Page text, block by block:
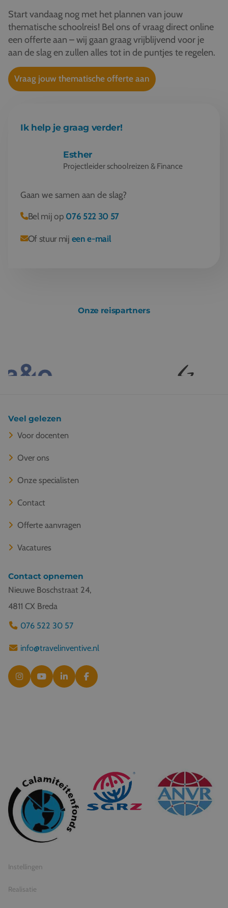
Start vandaag nog met het plannen van jouw
thematische schoolreis! Bel ons of vraag direct online
een offerte aan – wij gaan graag vrijblijvend voor je
aan de slag en zullen alles tot in de puntjes te regelen.
Vraag jouw thematische offerte aan
Ik help je graag verder!
Esther
Projectleider schoolreizen & Finance
Gaan we samen aan de slag?
Bel mij op 076 522 30 57
Of stuur mij een e-mail
Onze reispartners
Veel gelezen
Voor docenten
Over ons
Onze specialisten
Contact
Offerte aanvragen
Vacatures
Contact opnemen
Nieuwe Boschstraat 24,
4811 CX Breda
076 522 30 57
info@travelinventive.nl
© 2026 Travel Inventive
Algemene voorwaarden
Privacy statement
Instellingen
Realisatie